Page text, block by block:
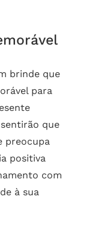
brinde que
para
que
preocupa
positiva
com
à sua